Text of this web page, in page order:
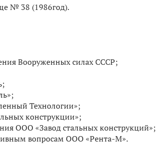
№ 38 (1986год).
Вооруженных силах СССР;
Технологии»;
конструкции»;
ООО «Завод стальных конструкций»;
вопросам ООО «Рента-М».